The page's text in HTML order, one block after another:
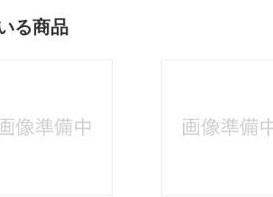
る商品